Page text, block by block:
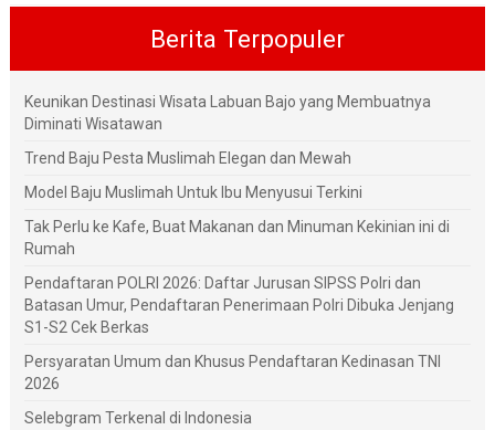
Berita Terpopuler
Keunikan Destinasi Wisata Labuan Bajo yang Membuatnya
Diminati Wisatawan
Trend Baju Pesta Muslimah Elegan dan Mewah
Model Baju Muslimah Untuk Ibu Menyusui Terkini
Tak Perlu ke Kafe, Buat Makanan dan Minuman Kekinian ini di
Rumah
Pendaftaran POLRI 2026: Daftar Jurusan SIPSS Polri dan
Batasan Umur, Pendaftaran Penerimaan Polri Dibuka Jenjang
S1-S2 Cek Berkas
Persyaratan Umum dan Khusus Pendaftaran Kedinasan TNI
2026
Selebgram Terkenal di Indonesia